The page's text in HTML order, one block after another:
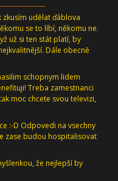
zkusím udělat ďáblova
se to líbí, někomu ne.
už si ten stát platí, by
Dále obecně
schopnym lidem
Treba zamestnanci
moc chcete svou televizi,
:-D Odpovedi na vsechny
zase budou hospitalisovat
že nejlepší by